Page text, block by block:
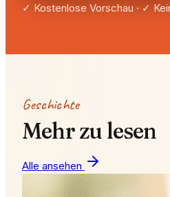
✓ Kostenlose Vorschau · ✓
Geschichte
Mehr zu lesen
Alle ansehen